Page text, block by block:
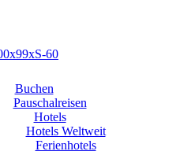
Buchen
Pauschalreisen
Hotels
Hotels Weltweit
Ferienhotels